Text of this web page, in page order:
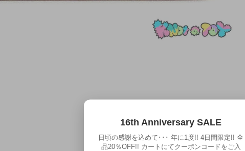
16th Anniversary SALE
日頃の感謝を込めて･･･ 年に1度!! 4日間限定!! 全
品20％OFF!! カートにてクーポンコードをご入